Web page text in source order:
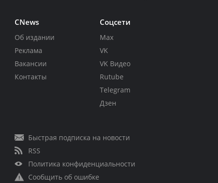
CNews
Об издании
Реклама
Вакансии
Контакты
Соцсети
Max
VK
VK Видео
Rutube
Telegram
Дзен
Быстрая подписка на новости
RSS
Политика конфиденциальности
Сообщить об ошибке